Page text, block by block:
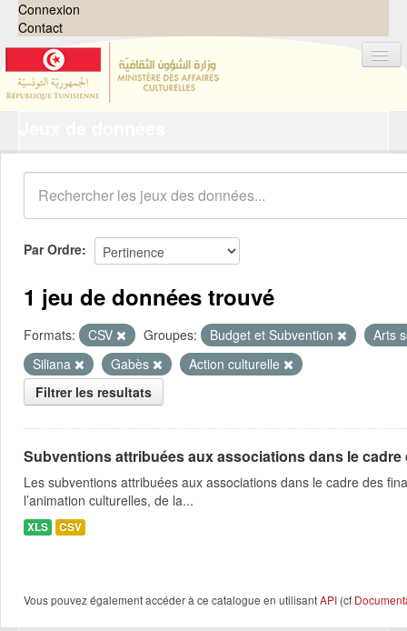
Connexion
Contact
Organisations
Groupes
Demandes 0
À propos
Par Ordre
1 jeu de données trouvé
Formats: CSV Groupes: Budget et Subvention
Arts
Siliana
Gabès
Action culturelle
Filtrer les resultats
Subventions attribuées aux associations dans le
Les subventions attribuées aux associations dans le cadre des
l’animation culturelles, de la...
XLS CSV
Vous pouvez également accéder à ce catalogue en utilisantAPI (cf